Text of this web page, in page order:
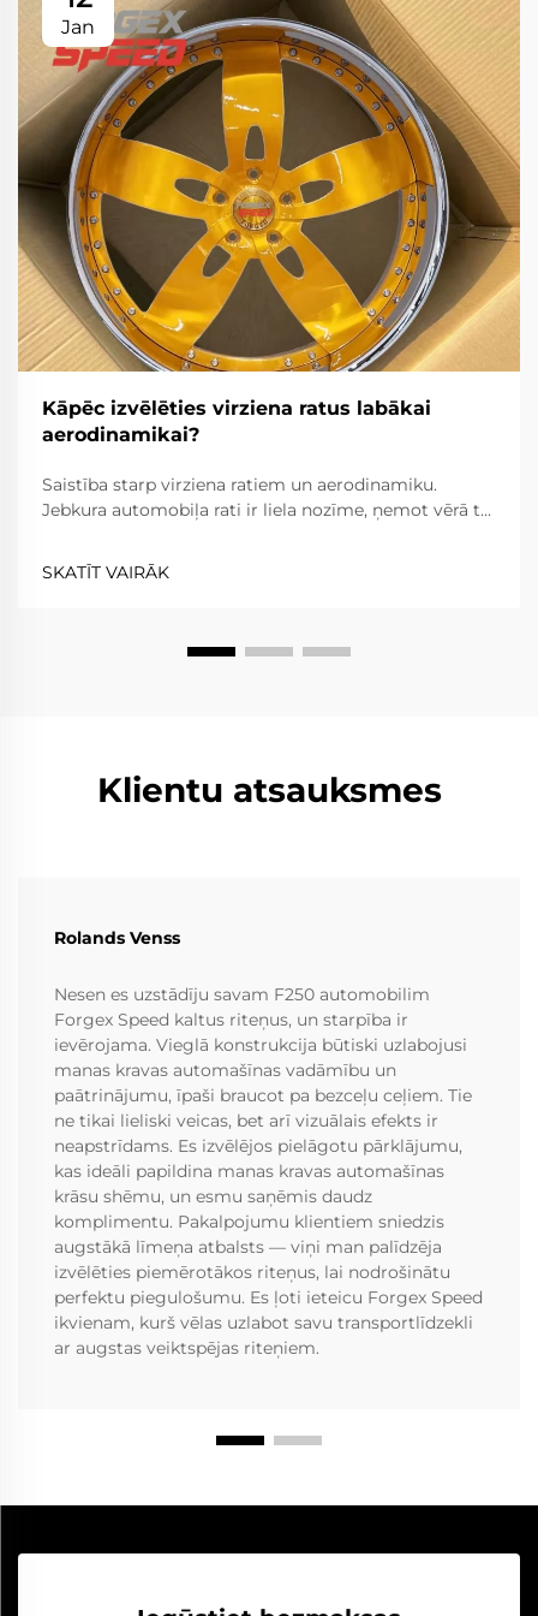
Jan
Kāpēc izvēlēties virziena ratus labākai
aerodinamikai?
Saistība starp virziena ratiem un aerodinamiku.
Jebkura automobiļa rati ir liela nozīme, ņemot vērā to
izņēmums; tie parasti uzlabo veiktspēju gr...
SKATĪT VAIRĀK
Klientu atsauksmes
Rolands Venss
Nesen es uzstādīju savam F250 automobilim
Forgex Speed kaltus riteņus, un starpība ir
ievērojama. Vieglā konstrukcija būtiski uzlabojusi
manas kravas automašīnas vadāmību un
paātrinājumu, īpaši braucot pa bezceļu ceļiem. Tie
ne tikai lieliski veicas, bet arī vizuālais efekts ir
neapstrīdams. Es izvēlējos pielāgotu pārklājumu,
kas ideāli papildina manas kravas automašīnas
krāsu shēmu, un esmu saņēmis daudz
komplimentu. Pakalpojumu klientiem sniedzis
augstākā līmeņa atbalsts — viņi man palīdzēja
izvēlēties piemērotākos riteņus, lai nodrošinātu
perfektu piegulošumu. Es ļoti ieteicu Forgex Speed
ikvienam, kurš vēlas uzlabot savu transportlīdzekli
ar augstas veiktspējas riteņiem.